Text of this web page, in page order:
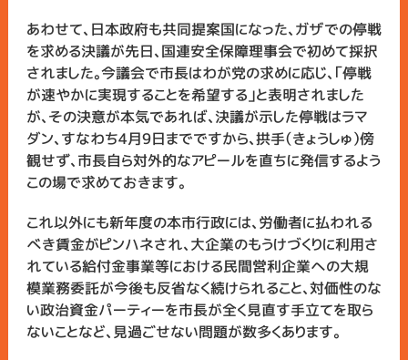
あわせて、日本政府も共同提案国になった、ガザでの停戦
を求める決議が先日、国連安全保障理事会で初めて採択
されました。今議会で市長はわが党の求めに応じ、「停戦
が速やかに実現することを希望する」と表明されました
が、その決意が本気であれば、決議が示した停戦はラマ
ダン、すなわち4月9日までですから、拱手（きょうしゅ）傍
観せず、市長自ら対外的なアピールを直ちに発信するよう
この場で求めておきます。
これ以外にも新年度の本市行政には、労働者に払われる
べき賃金がピンハネされ、大企業のもうけづくりに利用さ
れている給付金事業等における民間営利企業への大規
模業務委託が今後も反省なく続けられること、対価性のな
い政治資金パーティーを市長が全く見直す手立てを取ら
ないことなど、見過ごせない問題が数多くあります。